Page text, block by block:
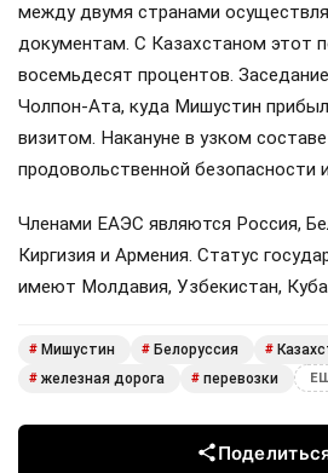
между двумя странами
документам. С Казахстаном этот
восемьдесят процентов.
Чолпон-Ата, куда Мишустин
визитом. Накануне в узком
продовольственной безопасности
Членами ЕАЭС являются Россия,
Киргизия и Армения. Статус
имеют Молдавия, Узбекистан,
# Мишустин # Белоруссия #
# железная дорога # перевозки